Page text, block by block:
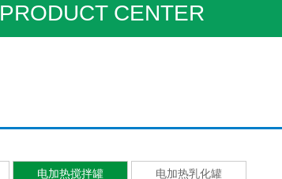
PRODUCT CENTER
电加热搅拌罐 电加热乳化罐